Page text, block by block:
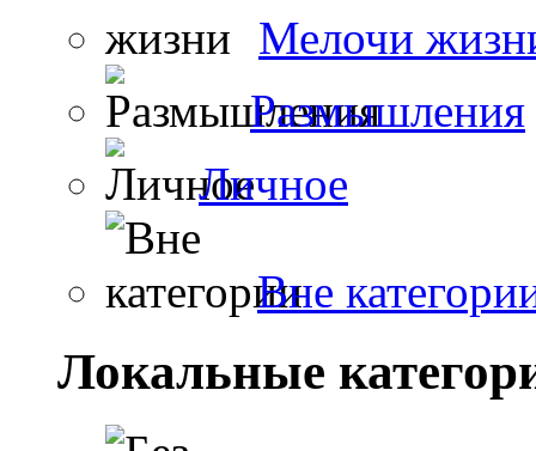
Мелочи
Размышления
Личное
Вне
Локальные